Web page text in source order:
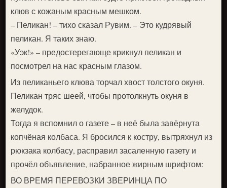
клюв с кожаным красным мешком.
– Пеликан! – тихо сказал Рувим. – Это кудрявый
пеликан. Я таких знаю.
«Уэк!» – предостерегающе крикнул пеликан и
посмотрел на нас красным глазом.
Из пеликаньего клюва торчал хвост толстого окуня.
Пеликан тряс шеей, чтобы протолкнуть окуня в
желудок.
Тогда я вспомнил о газете – в неё была завёрнута
копчёная колбаса. Я бросился к костру, вытряхнул из
рюкзака колбасу, расправил засаленную газету и
прочёл объявление, набранное жирным шрифтом:
ВО ВРЕМЯ ПЕРЕВОЗКИ ЗВЕРИНЦА ПО